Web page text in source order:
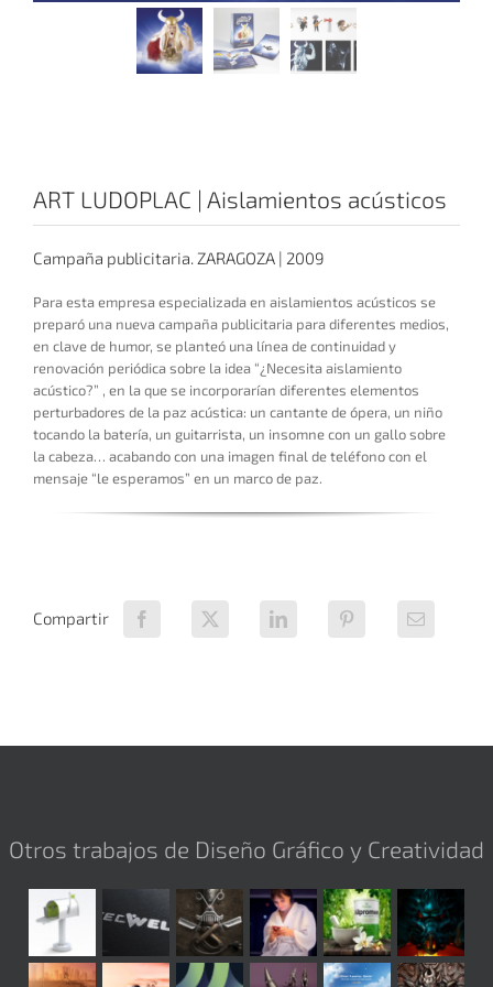
ART LUDOPLAC | Aislamientos acústicos
Campaña publicitaria. ZARAGOZA | 2009
Para esta empresa especializada en aislamientos acústicos se
preparó una nueva campaña publicitaria para diferentes medios,
en clave de humor, se planteó una línea de continuidad y
renovación periódica sobre la idea “¿Necesita aislamiento
acústico?” , en la que se incorporarían diferentes elementos
perturbadores de la paz acústica: un cantante de ópera, un niño
tocando la batería, un guitarrista, un insomne con un gallo sobre
la cabeza… acabando con una imagen final de teléfono con el
mensaje “le esperamos” en un marco de paz.
Compartir
Otros trabajos de Diseño Gráfico y Creatividad